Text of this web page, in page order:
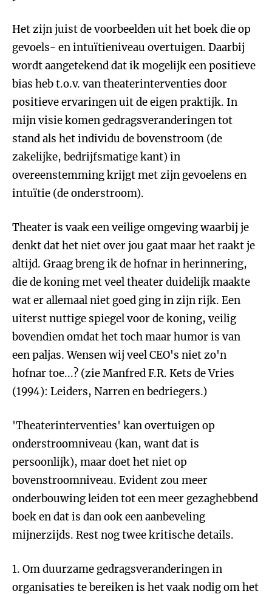
Het zijn juist de voorbeelden uit het boek die op
gevoels- en intuïtieniveau overtuigen. Daarbij
wordt aangetekend dat ik mogelijk een positieve
bias heb t.o.v. van theaterinterventies door
positieve ervaringen uit de eigen praktijk. In
mijn visie komen gedragsveranderingen tot
stand als het individu de bovenstroom (de
zakelijke, bedrijfsmatige kant) in
overeenstemming krijgt met zijn gevoelens en
intuïtie (de onderstroom).
Theater is vaak een veilige omgeving waarbij je
denkt dat het niet over jou gaat maar het raakt je
altijd. Graag breng ik de hofnar in herinnering,
die de koning met veel theater duidelijk maakte
wat er allemaal niet goed ging in zijn rijk. Een
uiterst nuttige spiegel voor de koning, veilig
bovendien omdat het toch maar humor is van
een paljas. Wensen wij veel CEO's niet zo'n
hofnar toe...? (zie Manfred F.R. Kets de Vries
(1994): Leiders, Narren en bedriegers.)
'Theaterinterventies' kan overtuigen op
onderstroomniveau (kan, want dat is
persoonlijk), maar doet het niet op
bovenstroomniveau. Evident zou meer
onderbouwing leiden tot een meer gezaghebbend
boek en dat is dan ook een aanbeveling
mijnerzijds. Rest nog twee kritische details.
1. Om duurzame gedragsveranderingen in
organisaties te bereiken is het vaak nodig om het